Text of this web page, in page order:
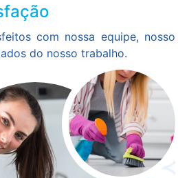
com nossa equipe, nosso
do nosso trabalho.